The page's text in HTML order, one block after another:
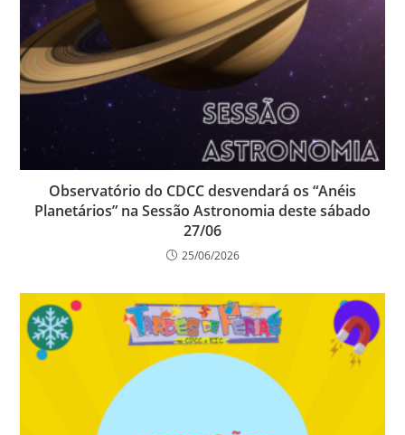
Observatório do CDCC desvendará os “Anéis
Planetários” na Sessão Astronomia deste sábado
27/06
25/06/2026